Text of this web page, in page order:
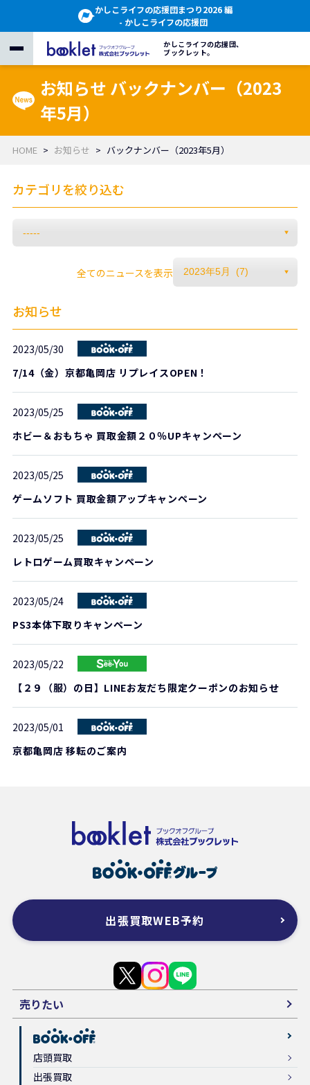
かしこライフの応援団まつり2026 編
- かしこライフの応援団
かしこライフの応援団、
ブックレット。
お知らせ バックナンバー（2023
年5月）
HOME お知らせ バックナンバー（2023年5月）
カテゴリを絞り込む
全てのニュースを表示
お知らせ
2023/05/30
7/14（金）京都亀岡店 リプレイスOPEN！
2023/05/25
ホビー＆おもちゃ 買取金額２０％UPキャンペーン
2023/05/25
ゲームソフト 買取金額アップキャンペーン
2023/05/25
レトロゲーム買取キャンペーン
2023/05/24
PS3本体下取りキャンペーン
2023/05/22
【２９（服）の日】LINEお友だち限定クーポンのお知らせ
2023/05/01
京都亀岡店 移転のご案内
出張買取WEB予約
売りたい
店頭買取
出張買取